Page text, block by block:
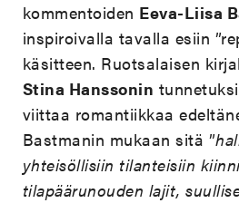
kommentoiden Eeva-Liisa
inspiroivalla tavalla esiin
käsitteen. Ruotsalaisen
Stina Hanssonin
viittaa romantiikkaa
Bastmanin mukaan sitä ”
yhteisöllisiin tilanteisiin
tilapäärunouden lajit,